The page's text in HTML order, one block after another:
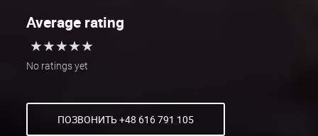
Average rating
★★★★★
★★★★★
No ratings yet
ПОЗВОНИТЬ +48 616 791 105